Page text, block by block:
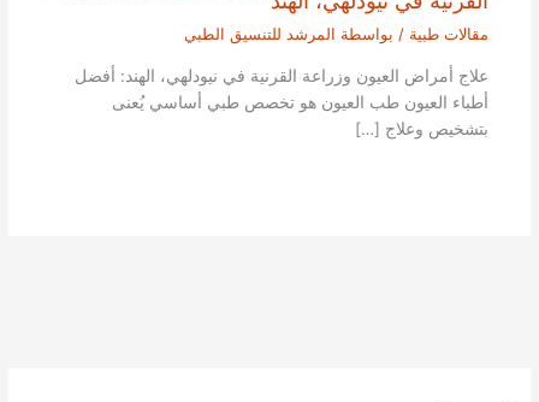
مقالات طبية / بواسطة المرشد للتنسيق الطبي
علاج أمراض العيون وزراعة القرنية في نيودلهي، الهند: أفضل
أطباء العيون طب العيون هو تخصص طبي أساسي يُعنى
بتشخيص وعلاج […]